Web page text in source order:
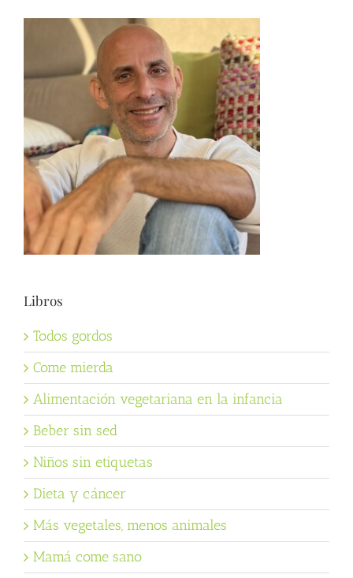
Libros
Todos gordos
Come mierda
Alimentación vegetariana en la infancia
Beber sin sed
Niños sin etiquetas
Dieta y cáncer
Más vegetales, menos animales
Mamá come sano